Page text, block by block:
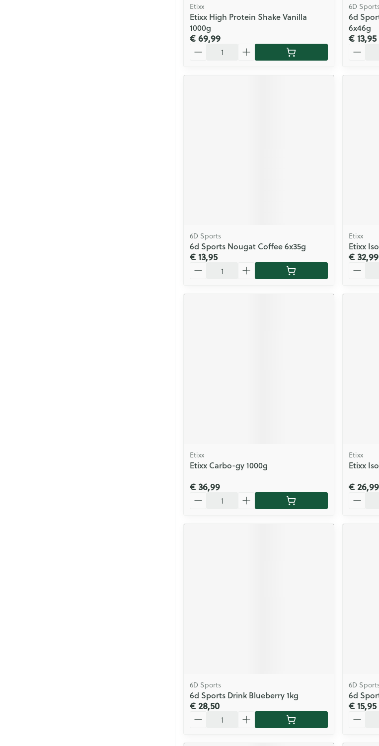
Etixx
Etixx High Protein Shake Vanilla
1000g
€ 69,99
6D
6d
6x46g
€ 13,95
6D Sports
6d Sports Nougat Coffee 6x35g
€ 13,95
Etixx
Etixx
€ 32,99
Etixx
Etixx Carbo-gy 1000g
€ 36,99
Etixx
Etixx
€ 26,99
6D Sports
6d Sports Drink Blueberry 1kg
€ 28,50
6D
6d
€ 15,95